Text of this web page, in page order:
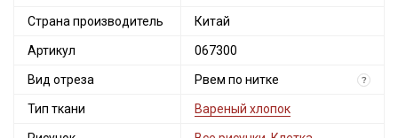
Страна производитель Китай
Артикул 067300
Вид отреза Рвем по нитке ?
Тип ткани Вареный хлопок